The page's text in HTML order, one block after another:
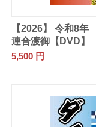
【2026】 令和8年
連合渡御【DVD】
5,500 円